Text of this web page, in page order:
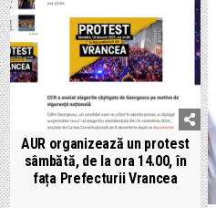
AUR organizează un protest
sâmbătă, de la ora 14.00, în
fața Prefecturii Vrancea